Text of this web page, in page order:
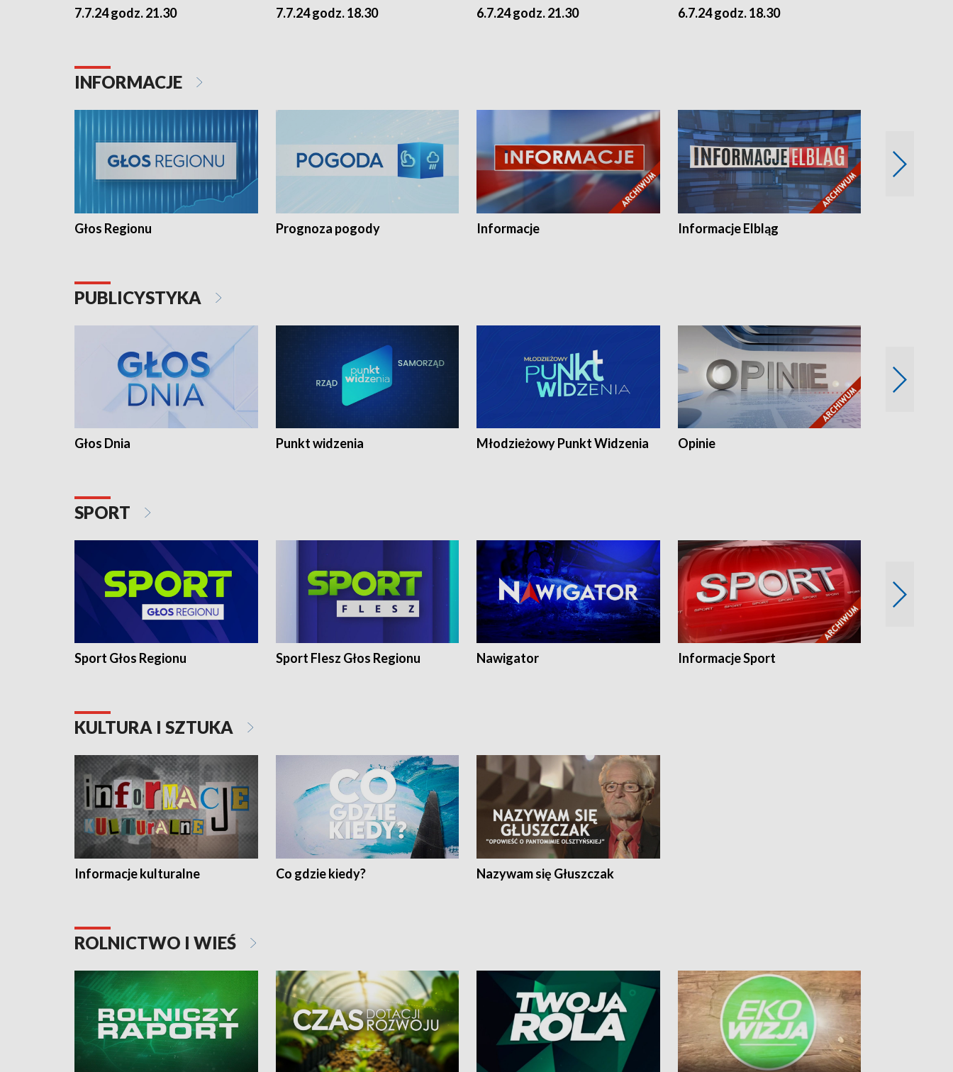
7.7.24 godz. 21.30 7.7.24 godz. 18.30 6.7.24 godz. 21.30 6.7.24 godz. 18.30
INFORMACJE
Głos Regionu Prognoza pogody Informacje Informacje Elbląg
PUBLICYSTYKA
Głos Dnia Punkt widzenia Młodzieżowy Punkt Widzenia Opinie
SPORT
Sport Głos Regionu Sport Flesz Głos Regionu Nawigator Informacje Sport
KULTURA I SZTUKA
Informacje kulturalne Co gdzie kiedy? Nazywam się Głuszczak
ROLNICTWO I WIEŚ